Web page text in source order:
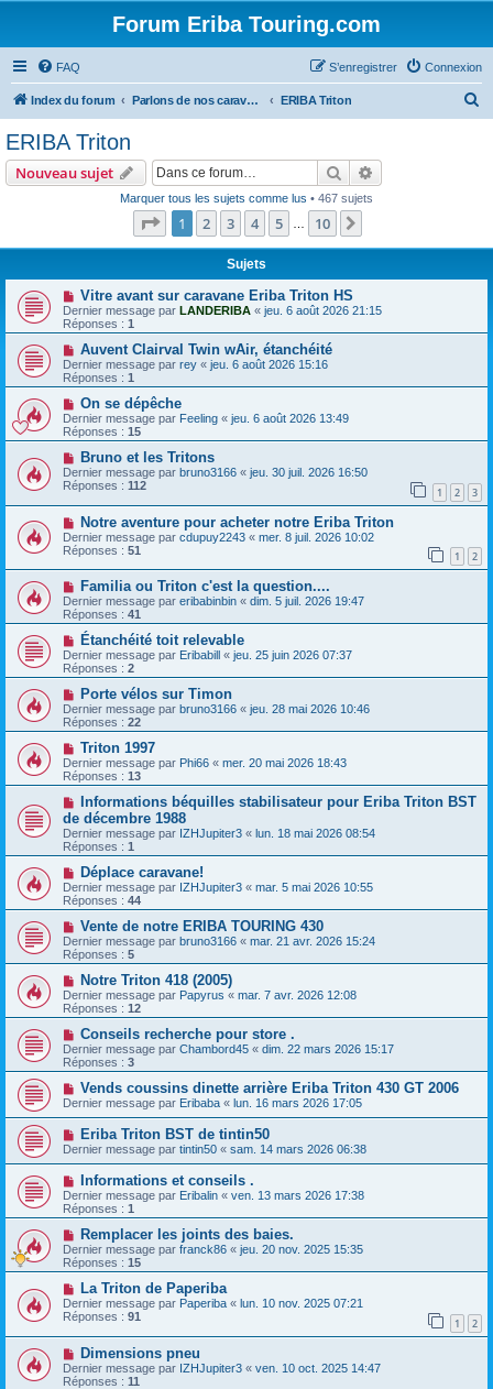
Forum Eriba Touring.com
FAQ Connexion
S’enregistrer
Index du forum Parlons de nos caravanes (anciennes et récentes) ERIBA Triton
h
r
ERIBA Triton
Nouveau sujet Rechercher
Marquer tous les sujets comme lus • 467 sujets
Page 1sur10
1 2 3 4 5 10
Sujets
Vitre avant sur caravane Eriba Triton HS
Dernier message par LANDERIBA « jeu. 6 août 2026 21:15
Réponses : 1
Auvent Clairval Twin wAir, étanchéité
Dernier message par rey « jeu. 6 août 2026 15:16
Réponses : 1
On se dépêche
Dernier message par Feeling « jeu. 6 août 2026 13:49
Réponses : 15
Bruno et les Tritons
Dernier message par bruno3166 « jeu. 30 juil. 2026 16:50
Réponses : 112 1 2 3
Notre aventure pour acheter notre Eriba Triton
Dernier message par cdupuy2243 « mer. 8 juil. 2026 10:02
Réponses : 51 1 2
Familia ou Triton c'est la question....
Dernier message par eribabinbin « dim. 5 juil. 2026 19:47
Réponses : 41
Étanchéité toit relevable
Dernier message par Eribabill « jeu. 25 juin 2026 07:37
Réponses : 2
Porte vélos sur Timon
Dernier message par bruno3166 « jeu. 28 mai 2026 10:46
Réponses : 22
Triton 1997
Dernier message par Phi66 « mer. 20 mai 2026 18:43
Réponses : 13
Informations béquilles stabilisateur pour Eriba Triton BST
de décembre 1988
Dernier message par IZHJupiter3 « lun. 18 mai 2026 08:54
Réponses : 1
Déplace caravane!
Dernier message par IZHJupiter3 « mar. 5 mai 2026 10:55
Réponses : 44
Vente de notre ERIBA TOURING 430
Dernier message par bruno3166 « mar. 21 avr. 2026 15:24
Réponses : 5
Notre Triton 418 (2005)
Dernier message par Papyrus « mar. 7 avr. 2026 12:08
Réponses : 12
Conseils recherche pour store .
Dernier message par Chambord45 « dim. 22 mars 2026 15:17
Réponses : 3
Vends coussins dinette arrière Eriba Triton 430 GT 2006
Dernier message par Eribaba « lun. 16 mars 2026 17:05
Eriba Triton BST de tintin50
Dernier message par tintin50 « sam. 14 mars 2026 06:38
Informations et conseils .
Dernier message par Eribalin « ven. 13 mars 2026 17:38
Réponses : 1
Remplacer les joints des baies.
Dernier message par franck86 « jeu. 20 nov. 2025 15:35
Réponses : 15
La Triton de Paperiba
Dernier message par Paperiba « lun. 10 nov. 2025 07:21
Réponses : 91 1 2
Dimensions pneu
Dernier message par IZHJupiter3 « ven. 10 oct. 2025 14:47
Réponses : 11